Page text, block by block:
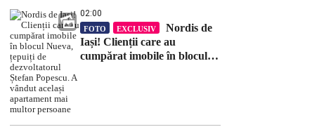
02:00
FOTO EXCLUSIV
Nordis de
Iași! Clienții care au
cumpărat imobile în blocul